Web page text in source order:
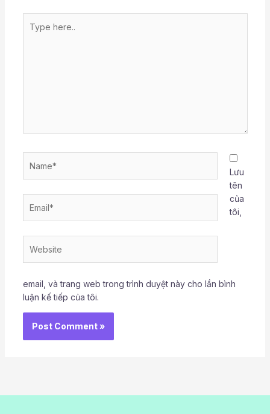
here..
Lưu
tên
của
tôi,
email, và trang web trong trình duyệt này cho lần bình
luận kế tiếp của tôi.